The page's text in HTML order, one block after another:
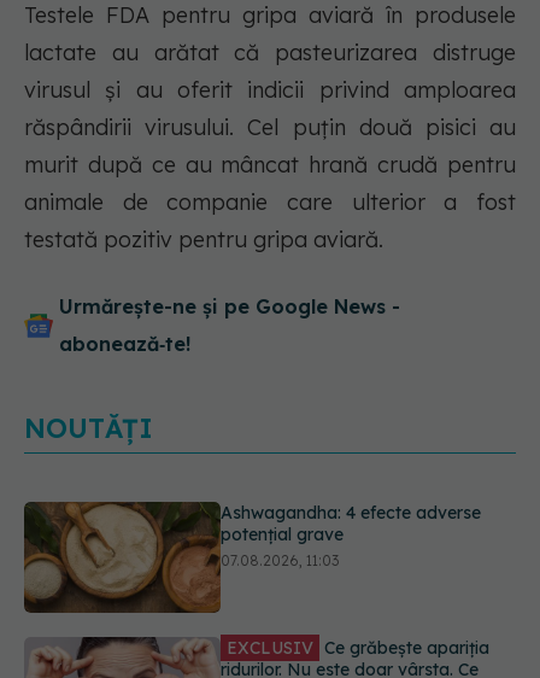
Testele FDA pentru gripa aviară în produsele
lactate au arătat că pasteurizarea distruge
virusul și au oferit indicii privind amploarea
răspândirii virusului. Cel puțin două pisici au
murit după ce au mâncat hrană crudă pentru
animale de companie care ulterior a fost
testată pozitiv pentru gripa aviară.
Urmărește-ne și pe Google News -
abonează‑te!
NOUTĂȚI
potențial grave
EXCLUSIV Ce grăbește apariția
07.08.2026, 10:02